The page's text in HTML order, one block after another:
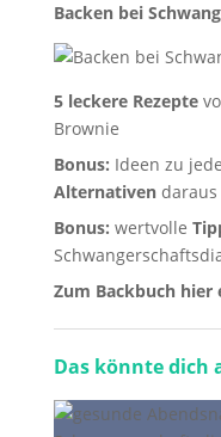
Backen bei
5 leckere Rezepte
Brownie
Bonus: Ideen zu
Alternativendaraus
Bonus: wertvolle
Zum Backbuch hier
Das könnte dich